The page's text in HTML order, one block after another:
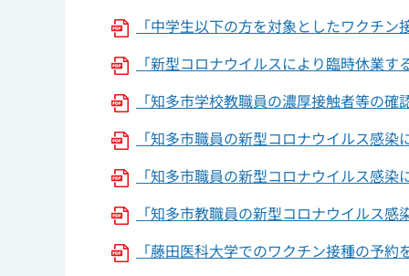
「中学生以下の方を対象としたワクチ
「新型コロナウイルスにより臨時休業
「知多市学校教職員の濃厚接触者等の
「知多市職員の新型コロナウイルス感
「知多市職員の新型コロナウイルス感
「知多市教職員の新型コロナウイルス
「藤田医科大学でのワクチン接種の予